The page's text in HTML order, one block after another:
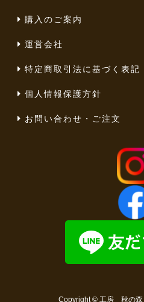
購入のご案内
運営会社
特定商取引法に基づく表記
個人情報保護方針
お問い合わせ・ご注文
Copyright © 工房 秋の森